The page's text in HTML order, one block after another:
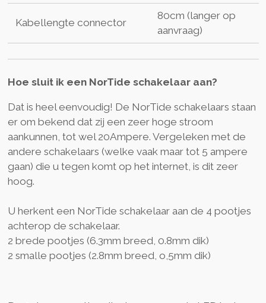
Kabellengte connector
80cm (langer op
aanvraag)
Hoe sluit ik een NorTide schakelaar aan?
Dat is heel eenvoudig! De NorTide schakelaars staan
er om bekend dat zij een zeer hoge stroom
aankunnen, tot wel 20Ampere. Vergeleken met de
andere schakelaars (welke vaak maar tot 5 ampere
gaan) die u tegen komt op het internet, is dit zeer
hoog.
U herkent een NorTide schakelaar aan de 4 pootjes
achterop de schakelaar.
2 brede pootjes (6.3mm breed, 0.8mm dik)
2 smalle pootjes (2.8mm breed, o,5mm dik)